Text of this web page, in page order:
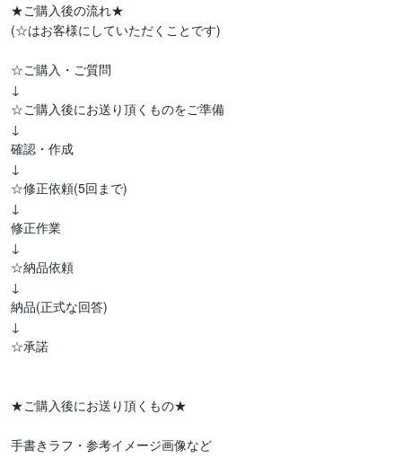
★ご購入後の流れ★
(☆はお客様にしていただくことです)
☆ご購入・ご質問
↓
☆ご購入後にお送り頂くものをご準備
↓
確認・作成
↓
☆修正依頼(5回まで)
↓
修正作業
↓
☆納品依頼
↓
納品(正式な回答)
↓
☆承諾
★ご購入後にお送り頂くもの★
手書きラフ・参考イメージ画像など